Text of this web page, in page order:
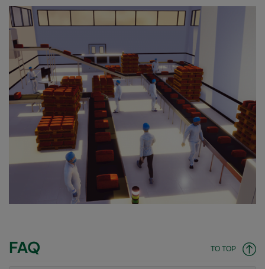
FAQ TO TOP